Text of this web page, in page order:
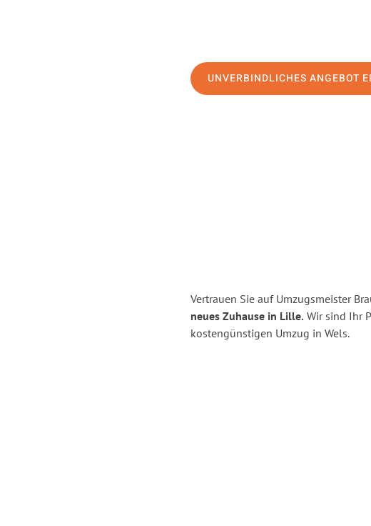
UNVERBINDLICHES ANGEBOT
Vertrauen Sie auf Umzugsmeister
neues Zuhause in Lille. Wir sind Ihr
kostengünstigen Umzug in Wels.